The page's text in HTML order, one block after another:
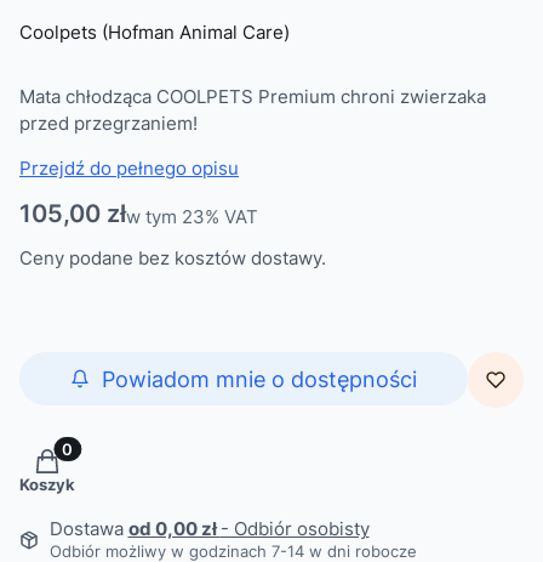
Coolpets (Hofman Animal Care)
Mata chłodząca COOLPETS Premium chroni zwierzaka
przed przegrzaniem!
Przejdź do pełnego opisu
Cena
105,00 złw tym 23% VAT
w tym 23% VAT
Ceny podane bez kosztów dostawy.
Powiadom mnie o dostępności
Produkty w koszyku: 0. Zobacz szczegóły
Koszyk
Dostawa od 0,00 zł- Odbiór osobisty
Odbiór możliwy w godzinach 7-14 w dni robocze